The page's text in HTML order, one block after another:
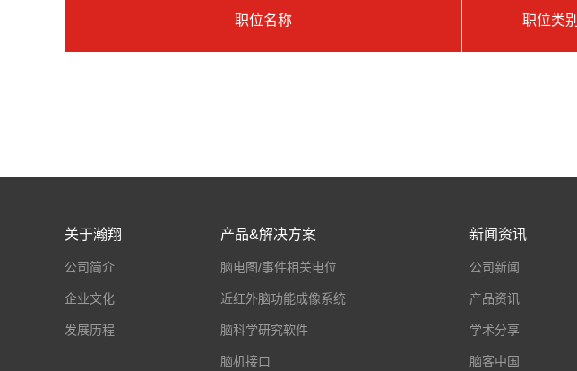
职位名称 职位类别
关于瀚翔
公司简介
企业文化
发展历程
产品&解决方案
脑电图/事件相关电位
近红外脑功能成像系统
脑科学研究软件
脑机接口
新闻资讯
公司新闻
产品资讯
学术分享
脑客中国